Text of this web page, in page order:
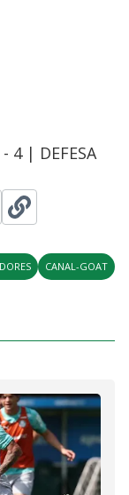
4 | DEFESA
CANAL-GOAT